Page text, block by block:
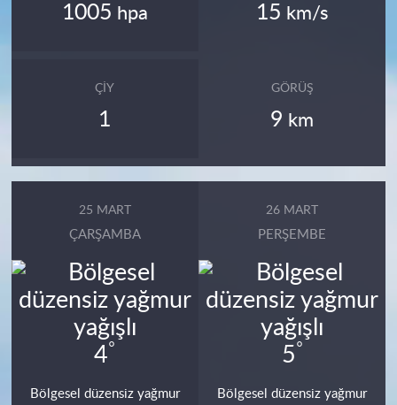
1005 hpa 15 km/s
ÇIY
1
GÖRÜŞ
9 km
25 MART
ÇARŞAMBA
4°
Bölgesel düzensiz yağmur
26 MART
PERŞEMBE
5°
Bölgesel düzensiz yağmur